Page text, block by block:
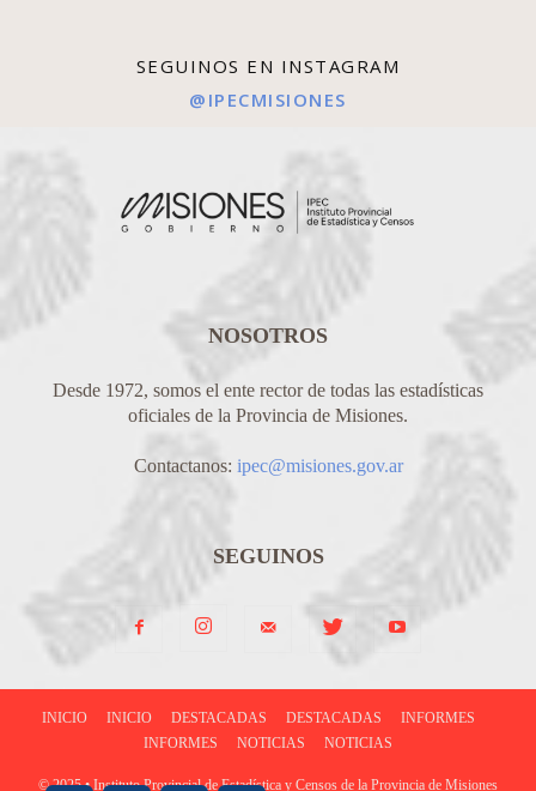
SEGUINOS EN INSTAGRAM
@IPECMISIONES
NOSOTROS
Desde 1972, somos el ente rector de todas las estadísticas
oficiales de la Provincia de Misiones.
Contactanos: ipec@misiones.gov.ar
SEGUINOS
INICIO INICIO DESTACADAS DESTACADAS
INFORMES
INFORMES
NOTICIAS NOTICIAS
© 2025 • Instituto Provincial de Estadística y Censos de la Provincia de Misiones